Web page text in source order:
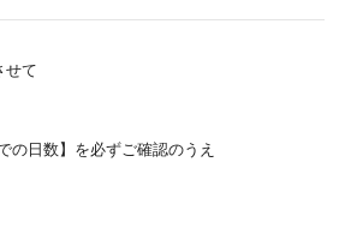
透（角質層まで）が良くなります。入浴後な
アがよりお勧めです。
せて
の日数】を必ずご確認のうえ